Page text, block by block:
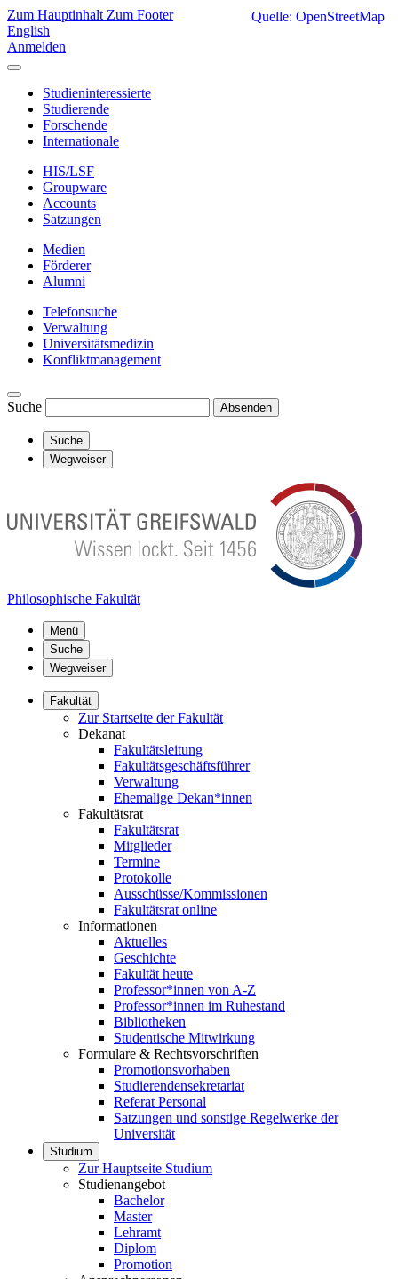
Zum Hauptinhalt Zum Footer
English
Anmelden
Studieninteressierte
Studierende
Forschende
Internationale
HIS/LSF
Groupware
Accounts
Satzungen
Medien
Förderer
Alumni
Telefonsuche
Verwaltung
Universitätsmedizin
Konfliktmanagement
Suche Absenden
Suche
Wegweiser
Philosophische Fakultät
Menü
Suche
Wegweiser
Fakultät
Zur Startseite der Fakultät
Dekanat
Fakultätsleitung
Fakultätsgeschäftsführer
Verwaltung
Ehemalige Dekan*innen
Fakultätsrat
Fakultätsrat
Mitglieder
Termine
Protokolle
Ausschüsse/Kommissionen
Fakultätsrat online
Informationen
Aktuelles
Geschichte
Fakultät heute
Professor*innen von A-Z
Professor*innen im Ruhestand
Bibliotheken
Studentische Mitwirkung
Formulare & Rechtsvorschriften
Promotionsvorhaben
Studierendensekretariat
Referat Personal
Satzungen und sonstige Regelwerke der
Universität
Studium
Zur Hauptseite Studium
Studienangebot
Bachelor
Master
Lehramt
Diplom
Promotion
Quelle: OpenStreetMap